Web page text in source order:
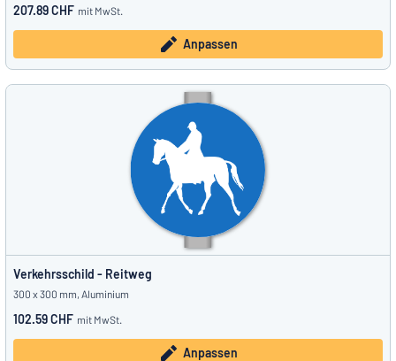
207.89 CHF mit MwSt.
Anpassen
Verkehrsschild - Reitweg
300 x 300 mm, Aluminium
102.59 CHF mit MwSt.
Anpassen